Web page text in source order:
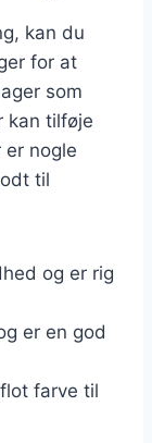
kan du
for at
som
kan tilføje
nogle
til
og er rig
er en god
farve til